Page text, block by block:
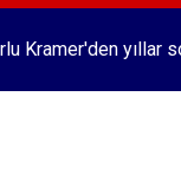
Kramer'den yıllar